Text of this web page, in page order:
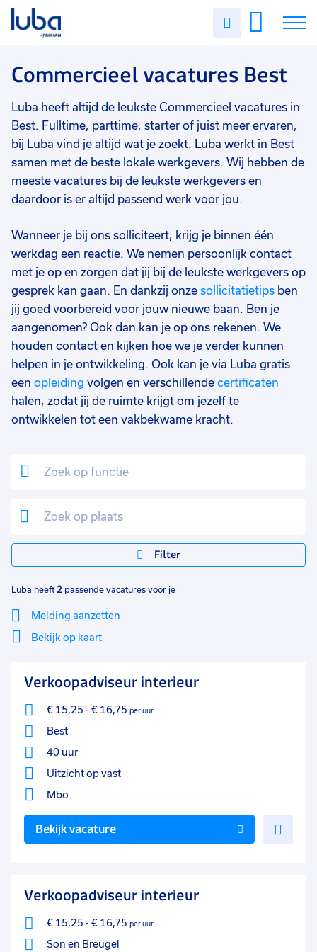
Uren
Vacatures
Over ons
Voor werkgevers
Contact
Commercieel vacatures Best
Luba heeft altijd de leukste Commercieel vacatures in
Best. Fulltime, parttime, starter of juist meer ervaren,
bij Luba vind je altijd wat je zoekt. Luba werkt in Best
samen met de beste lokale werkgevers. Wij hebben de
meeste vacatures bij de leukste werkgevers en
daardoor is er altijd passend werk voor jou.
Wanneer je bij ons solliciteert, krijg je binnen één
werkdag een reactie. We nemen persoonlijk contact
met je op en zorgen dat jij bij de leukste werkgevers op
gesprek kan gaan. En dankzij onze sollicitatietips ben
jij goed voorbereid voor jouw nieuwe baan. Ben je
aangenomen? Ook dan kan je op ons rekenen. We
houden contact en kijken hoe we je verder kunnen
helpen in je ontwikkeling. Ook kan je via Luba gratis
een opleiding volgen en verschillende certificaten
halen, zodat jij de ruimte krijgt om jezelf te
ontwikkelen tot een vakbekwame kracht.
Filter
Filter vacatures
Vakgebied 0
Commercieel
Opleidingsniveau
Soort contract
Uitzicht op vast 2
Uren per week 0
Luba heeft 2 passende vacatures voor je
Melding aanzetten
Bekijk op kaart
Filter
Sluiten
Verkoopadviseur interieur
€ 15,25 - € 16,75 per uur
Best
40 uur
Uitzicht op vast
Mbo
Bekijk vacature
Verkoopadviseur interieur
€ 15,25 - € 16,75 per uur
Son en Breugel